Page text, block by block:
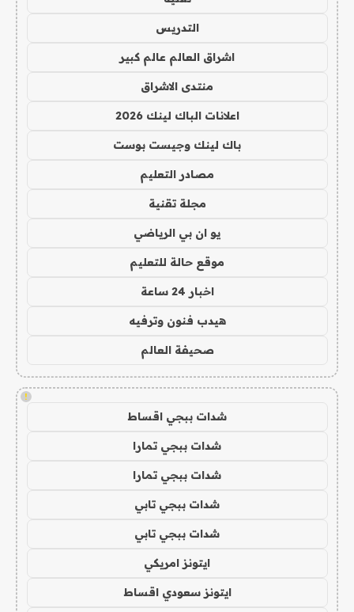
التدريس
اشراق العالم عالم كبير
منتدى الاشراق
اعلانات الباك لينك 2026
باك لينك وجيست بوست
مصادر التعليم
مجلة تقنية
يو ان بي الرياضي
موقع حالة للتعليم
اخبار 24 ساعة
هيدب فنون وترفيه
صحيفة العالم
!
شدات ببجي اقساط
شدات ببجي تمارا
شدات ببجي تمارا
شدات ببجي تابي
شدات ببجي تابي
ايتونز امريكي
ايتونز سعودي اقساط